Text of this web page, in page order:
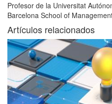
Profesor de la Universitat
Barcelona School of
Artículos relacionados